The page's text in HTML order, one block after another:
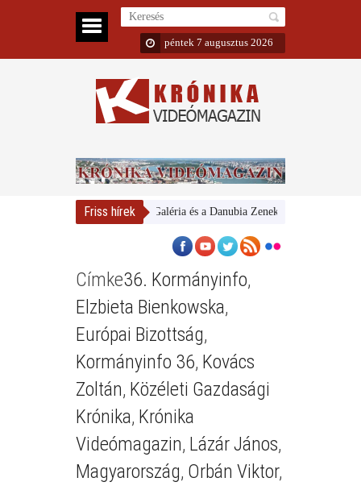
péntek 7 augusztus 2026
Friss hírek
Magyar Nemzeti Galéria és a Danubia Zenekar
Címke36. Kormányinfo,
Elzbieta Bienkowska,
Európai Bizottság,
Kormányinfo 36, Kovács
Zoltán, Közéleti Gazdasági
Krónika, Krónika
Videómagazin, Lázár János,
Magyarország, Orbán Viktor,